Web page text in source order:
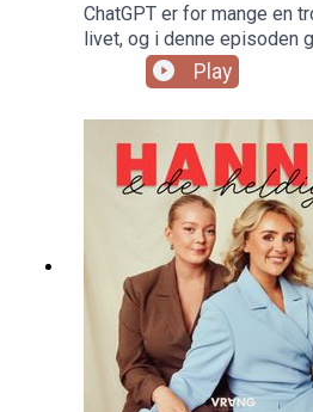
ChatGPT er for mange en
livet, og i denne episoden
gjennom noen av de
stiller ChatGPT - og svarer
ville gjort som venninner.
jentene inn temaer som
og overtenking. I tillegg til
sammenligne seg selv
gjør man egentlig om man
karrierevei?
Play